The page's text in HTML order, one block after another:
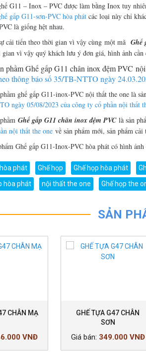
G11 – Inox – PVC được làm bằng Inox tuy
gấp G11-sơn-PVC hòa phát các loại này chỉ
là giống hệt nhau.
cải tiến theo thời gian vì vậy cùng một mã Ghế
vì vậy quý khách lưu ý đơn giá, hình ảnh cần
phầmGhế gấp G11 chân inox đệm PVC
thông báo số 35/TB-NTTO ngày
ghế gấp G11-inox-PVC nội thất the one là
ngày 05/08/2023 của công ty cổ phần nội thất
Ghế gấp G11 chân inox đệm PVC là sản
nội thất the one về sản phẩm mới, sản phẩm
Ghế gấp G11-Inox-PVC hòa phát có hình ảnh
phát Ghế họp Ghế họp hòa phát
hòa phát
nội thất the one Ghế họp the
SẢN
CHÂN MẠ
VNĐ
GHẾ TỰA G47 CHÂN
SƠN
Giá bán: 349.000 VNĐ